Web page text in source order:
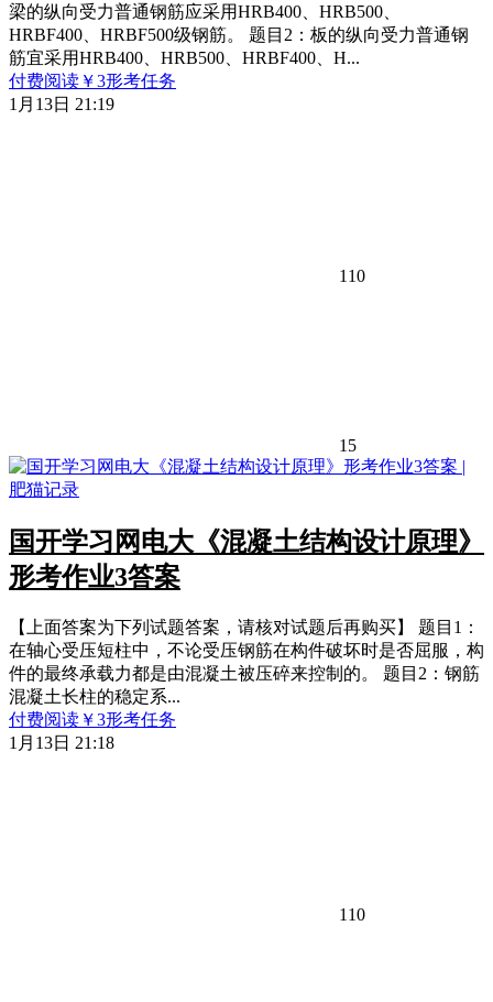
梁的纵向受力普通钢筋应采用HRB400、HRB500、
HRBF400、HRBF500级钢筋。 题目2：板的纵向受力普通钢
筋宜采用HRB400、HRB500、HRBF400、H...
付费阅读 ￥3形考任务
1月13日 21:19
110
15
国开学习网电大《混凝土结构设计原理》
形考作业3答案
【上面答案为下列试题答案，请核对试题后再购买】 题目1：
在轴心受压短柱中，不论受压钢筋在构件破坏时是否屈服，构
件的最终承载力都是由混凝土被压碎来控制的。 题目2：钢筋
混凝土长柱的稳定系...
付费阅读 ￥3形考任务
1月13日 21:18
110